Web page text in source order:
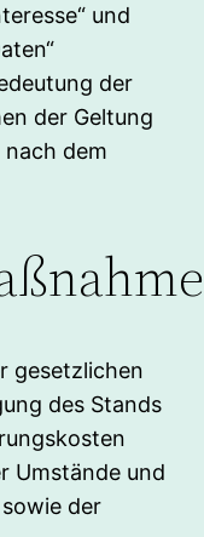
und
der
der Geltung
nach dem
gesetzlichen
des Stands
Umstände und
der